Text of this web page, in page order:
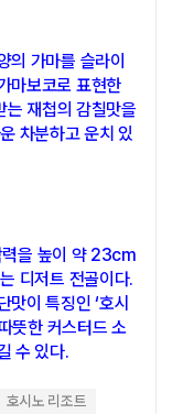
의 가마를 슬라이
마보코로 표현한
는 재첩의 감칠맛을
차분하고 운치 있
을 높이 약 23cm
디저트 전골이다.
이 특징인 ‘호시
뜻한 커스터드 소
수 있다.
호시노 리조트